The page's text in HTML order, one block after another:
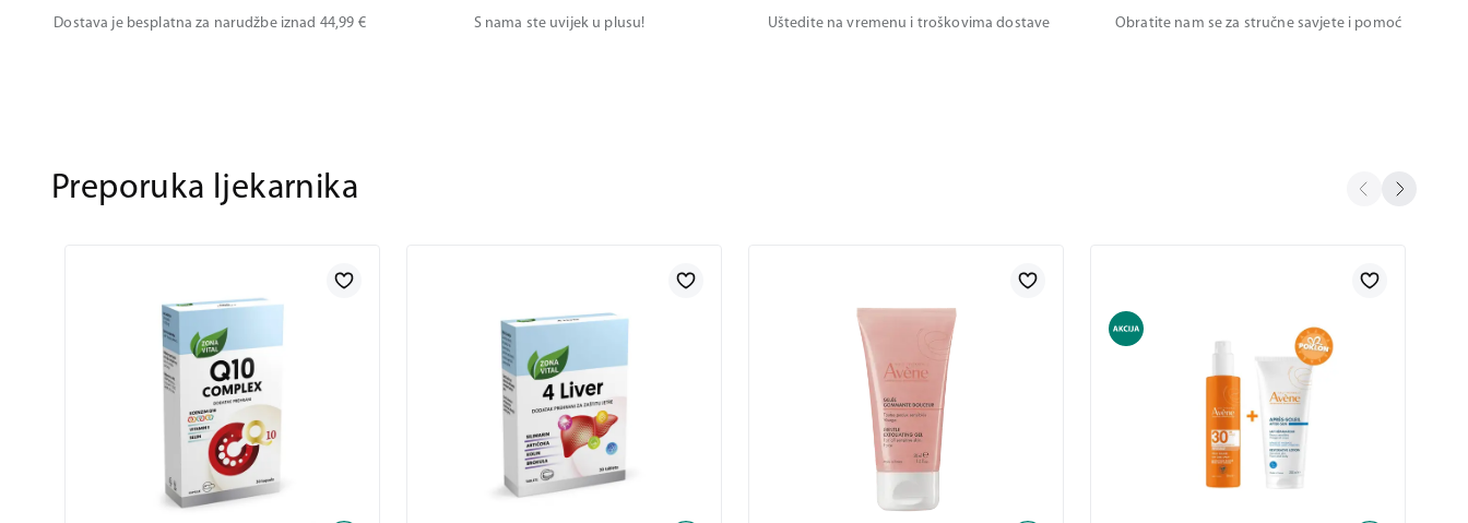
Dostava je besplatna za narudžbe iznad 44,99 € S nama ste uvijek u plusu! Uštedite na vremenu i troškovima dostave Obratite nam se za stručne savjete i pomoć
Preporuka ljekarnika